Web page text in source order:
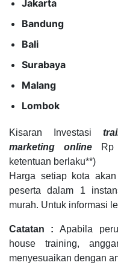
Jakarta
Bandung
Bali
Surabaya
Malang
Lombok
Kisaran Investasi
marketing online
ketentuan berlaku**)
Harga setiap kota
peserta dalam 1
murah. Untuk informasi
Catatan : Apabila
house training,
menyesuaikan dengan